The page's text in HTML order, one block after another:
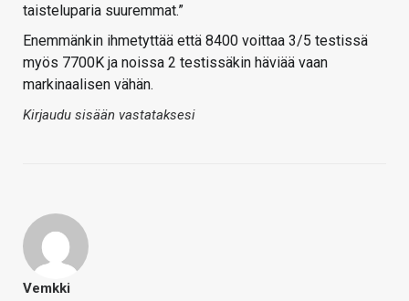
taisteluparia suuremmat.”
Enemmänkin ihmetyttää että 8400 voittaa 3/5 testissä
myös 7700K ja noissa 2 testissäkin häviää vaan
markinaalisen vähän.
Kirjaudu sisään vastataksesi
Vemkki